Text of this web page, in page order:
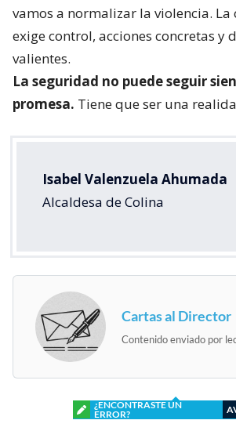
vamos a normalizar la violencia.
exige control, acciones concretas y
valientes.
La seguridad no puede seguir
promesa. Tiene que ser una
Isabel Valenzuela Ahumada
Alcaldesa de Colina
Cartas al Director
Contenido enviado por
¿ENCONTRASTE UN
ERROR?